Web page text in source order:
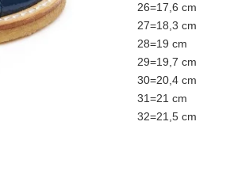
26=17,6 cm
27=18,3 cm
28=19 cm
29=19,7 cm
30=20,4 cm
31=21 cm
32=21,5 cm